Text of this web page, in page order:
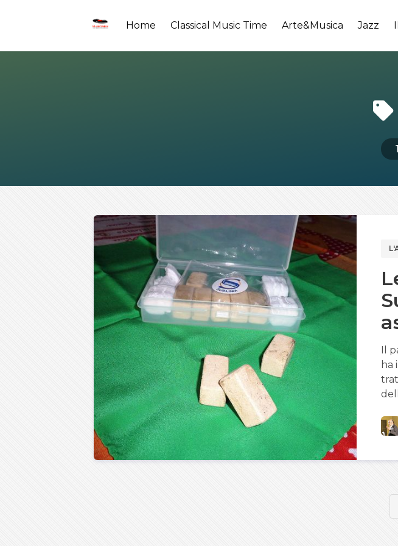
Home Classical Music Time Arte&Musica Jazz
Il
ha